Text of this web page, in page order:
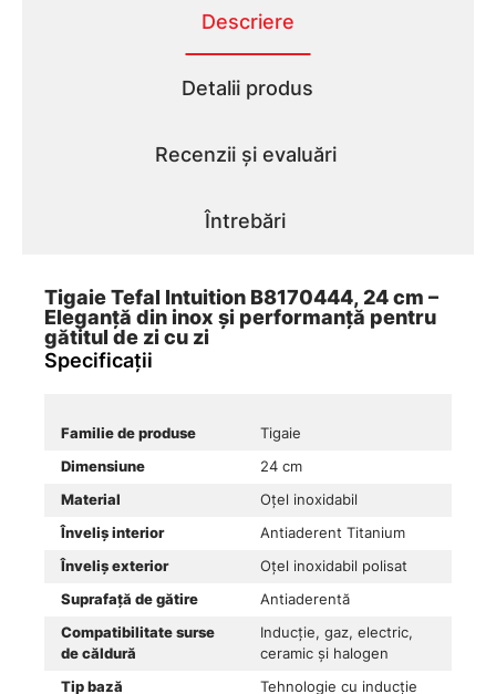
Descriere
Detalii produs
Recenzii și evaluări
Întrebări
Tigaie Tefal Intuition B8170444, 24 cm –
Eleganță din inox și performanță pentru
gătitul de zi cu zi
Specificații
Familie de produse
Tigaie
Dimensiune
24 cm
Material
Oțel inoxidabil
Înveliș interior
Antiaderent Titanium
Înveliș exterior
Oțel inoxidabil polisat
Suprafață de gătire
Antiaderentă
Compatibilitate surse
de căldură
Inducție, gaz, electric,
ceramic și halogen
Tip bază
Tehnologie cu inducție